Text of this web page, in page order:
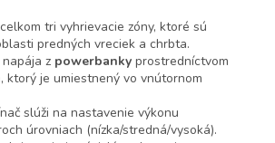
tri vyhrievacie zóny, ktoré sú
predných vreciek a chrbta.
z powerbanky prostredníctvom
ktorý je umiestnený vo vnútornom
slúži na nastavenie výkonu
úrovniach (nízka/stredná/vysoká).